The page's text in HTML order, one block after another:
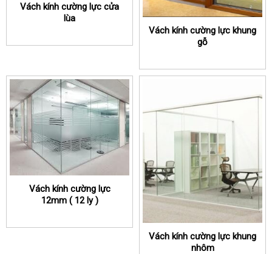
Vách kính cường lực cửa
lùa
Vách kính cường lực khung
gỗ
Vách kính cường lực
12mm ( 12 ly )
Vách kính cường lực khung
nhôm